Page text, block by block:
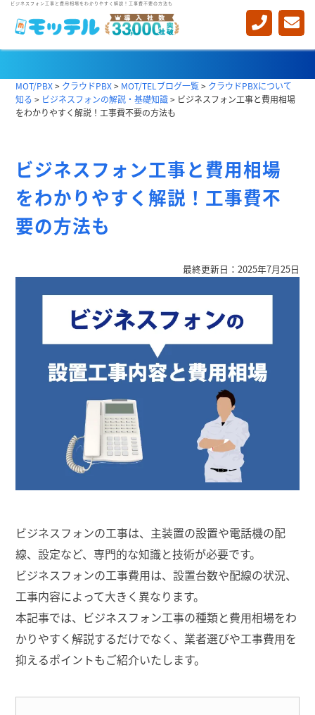
ビジネスフォン工事と費用相場をわかりやすく解説！工事費不要の方法も
ビジネスフォンの解説・基礎知識
MOT/PBX> クラウドPBX> MOT/TELブログ一覧> クラウドPBXについて
知る > ビジネスフォンの解説・基礎知識> ビジネスフォン工事と費用相場
をわかりやすく解説！工事費不要の方法も
ビジネスフォン工事と費用相場
をわかりやすく解説！工事費不
要の方法も
最終更新日：2025年7月25日
ビジネスフォンの工事は、主装置の設置や電話機の配
線、設定など、専門的な知識と技術が必要です。
ビジネスフォンの工事費用は、設置台数や配線の状況、
工事内容によって大きく異なります。
本記事では、ビジネスフォン工事の種類と費用相場をわ
かりやすく解説するだけでなく、業者選びや工事費用を
抑えるポイントもご紹介いたします。